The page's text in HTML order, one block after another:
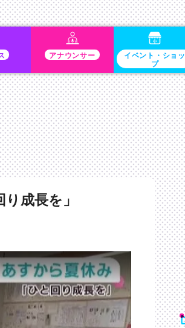
アナウンサー イベント・ショッ
プ
成長を」